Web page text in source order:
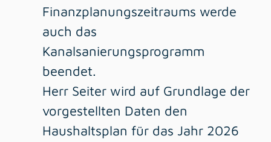
Finanzplanungszeitraums werde
auch das
Kanalsanierungsprogramm
beendet.
Herr Seiter wird auf Grundlage der
vorgestellten Daten den
Haushaltsplan für das Jahr 2026